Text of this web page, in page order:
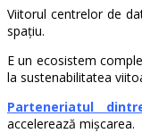
Viitorul centrelor de
spațiu.
E un ecosistem
la sustenabilitatea
Parteneriatul
accelerează mișcarea.